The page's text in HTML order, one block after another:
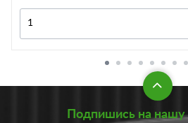
Подпишись на нашу